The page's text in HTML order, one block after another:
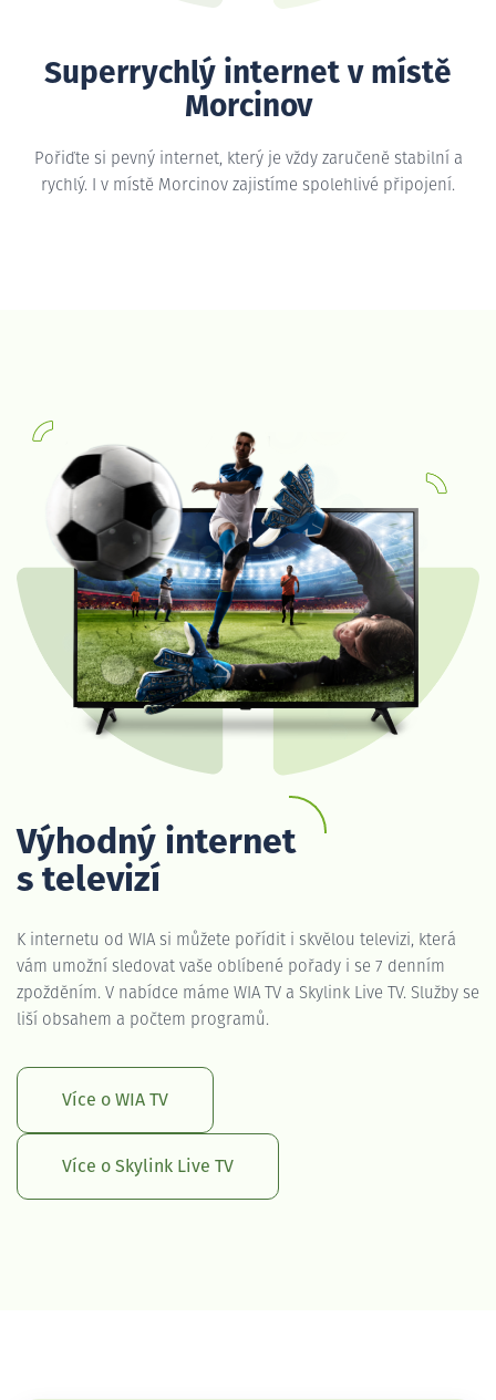
Superrychlý internet v místě
Morcinov
Pořiďte si pevný internet, který je vždy zaručeně stabilní a
rychlý. I v místě Morcinov zajistíme spolehlivé připojení.
Výhodný internet
s televizí
K internetu od WIA si můžete pořídit i skvělou televizi, která
vám umožní sledovat vaše oblíbené pořady i se 7 denním
zpožděním. V nabídce máme WIA TV a Skylink Live TV. Služby se
liší obsahem a počtem programů.
Více o WIA TV
Více o Skylink Live TV